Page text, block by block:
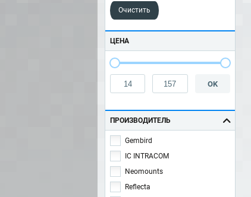
Очистить
ЦЕНА
OK
ПРОИЗВОДИТЕЛЬ
Gembird
IC INTRACOM
Neomounts
Reflecta